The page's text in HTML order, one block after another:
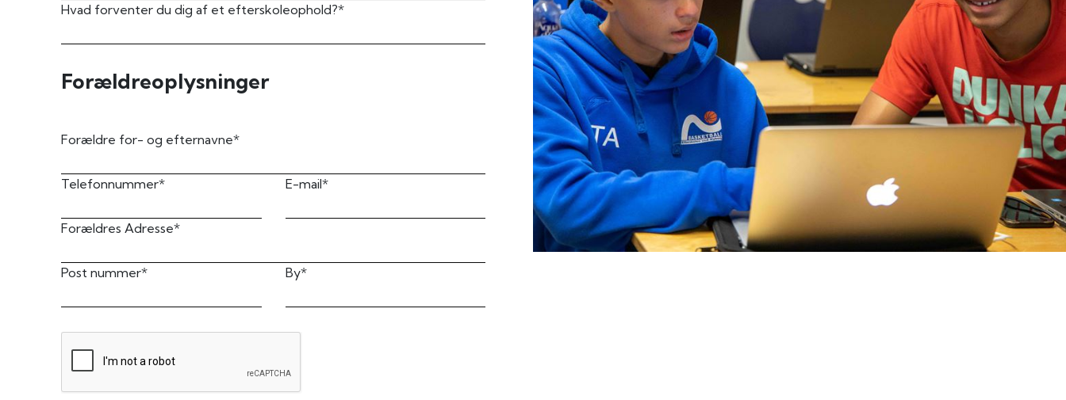
Hvad forventer du dig af et efterskoleophold?*
Forældreoplysninger
Forældre for- og efternavne*
Telefonnummer* E-mail*
Forældres Adresse*
Post nummer* By*